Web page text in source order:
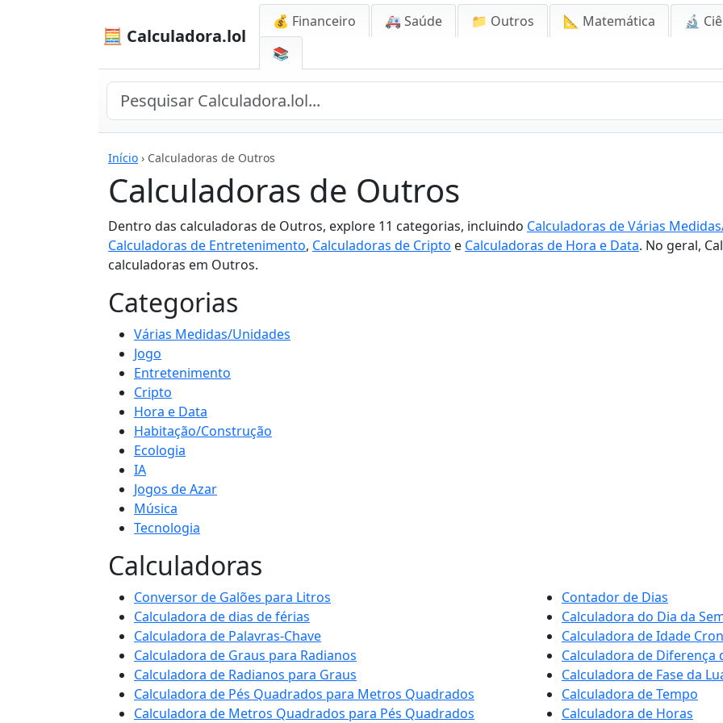
🧮 Calculadora.lol
💰 Financeiro 🚑 Saúde 📁 Outros 📐 Matemática 🔬
📚
Início › Calculadoras de Outros
Calculadoras de Outros
Dentro das calculadoras de Outros, explore 11 categorias, incluindo Calculadoras de Várias
Calculadoras de Entretenimento, Calculadoras de Cripto e Calculadoras de Hora e Data. No geral,
calculadoras em Outros.
Categorias
Várias Medidas/Unidades
Jogo
Entretenimento
Cripto
Hora e Data
Habitação/Construção
Ecologia
IA
Jogos de Azar
Música
Tecnologia
Calculadoras
Conversor de Galões para Litros
Calculadora de dias de férias
Calculadora de Palavras-Chave
Calculadora de Graus para Radianos
Calculadora de Radianos para Graus
Calculadora de Pés Quadrados para Metros Quadrados
Calculadora de Metros Quadrados para Pés Quadrados
Contador de Dias
Calculadora do Dia da
Calculadora de Idade
Calculadora de Diferença
Calculadora de Fase da
Calculadora de Tempo
Calculadora de Horas